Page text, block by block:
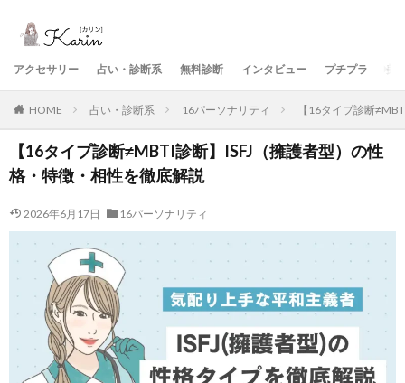
アクセサリー 占い・診断系 無料診断 インタビュー プチプラ 美
HOME 占い・診断系 16パーソナリティ 【16タイプ診断
【16タイプ診断≠MBTI診断】ISFJ（擁護者型）の性
格・特徴・相性を徹底解説
2026年6月17日 16パーソナリティ